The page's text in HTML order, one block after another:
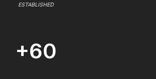
ESTABLISHED
+60